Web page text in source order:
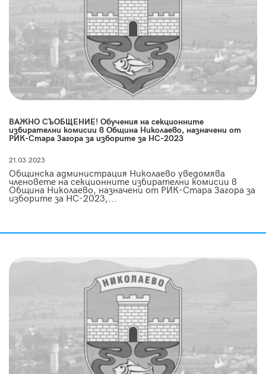
ВАЖНО СЪОБЩЕНИЕ! Обучения на секционните
избирателни комисии в Община Николаево, назначени от
РИК-Стара Загора за изборите за НС-2023
21.03.2023
Общинска администрация Николаево уведомява
членовете на секционните избирателни комисии в
Община Николаево, назначени от РИК-Стара Загора за
изборите за НС-2023,...